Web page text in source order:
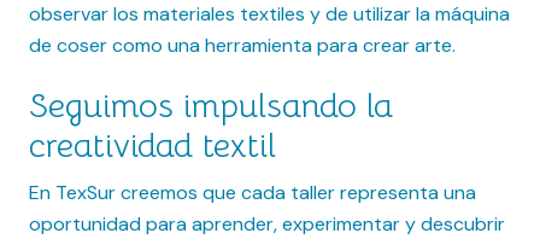
observar los materiales textiles y de utilizar la máquina
de coser como una herramienta para crear arte.
Seguimos impulsando la
creatividad textil
En TexSur creemos que cada taller representa una
oportunidad para aprender, experimentar y descubrir